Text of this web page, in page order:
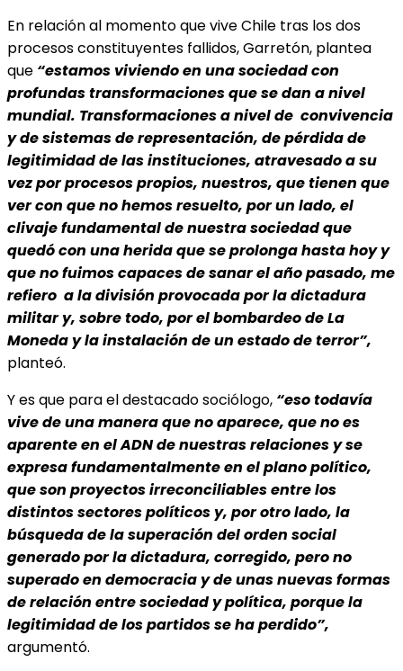
En relación al momento que vive Chile tras los dos
procesos constituyentes fallidos, Garretón, plantea
que “estamos viviendo en una sociedad con
profundas transformaciones que se dan a nivel
mundial. Transformaciones a nivel de convivencia
y de sistemas de representación, de pérdida de
legitimidad de las instituciones, atravesado a su
vez por procesos propios, nuestros, que tienen que
ver con que no hemos resuelto, por un lado, el
clivaje fundamental de nuestra sociedad que
quedó con una herida que se prolonga hasta hoy y
que no fuimos capaces de sanar el año pasado, me
refiero a la división provocada por la dictadura
militar y, sobre todo, por el bombardeo de La
Moneda y la instalación de un estado de terror”,
planteó.
Y es que para el destacado sociólogo, “eso todavía
vive de una manera que no aparece, que no es
aparente en el ADN de nuestras relaciones y se
expresa fundamentalmente en el plano político,
que son proyectos irreconciliables entre los
distintos sectores políticos y, por otro lado, la
búsqueda de la superación del orden social
generado por la dictadura, corregido, pero no
superado en democracia y de unas nuevas formas
de relación entre sociedad y política, porque la
legitimidad de los partidos se ha perdido”,
argumentó.